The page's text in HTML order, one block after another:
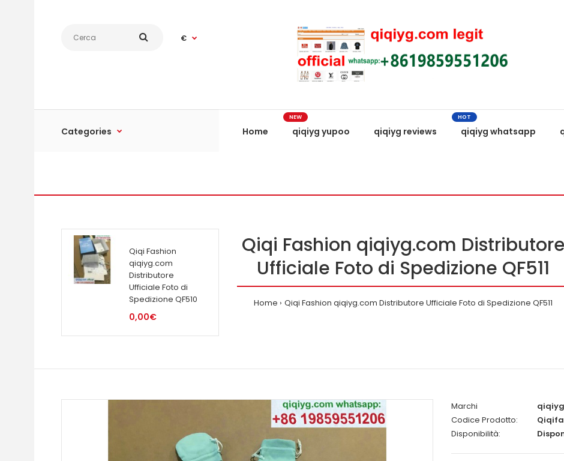
€
Categories Home qiqiyg yupoo
NEW
qiqiyg reviews qiqiyg whatsapp
HOT
Qiqi Fashion
qiqiyg.com
Distributore
Ufficiale Foto di
Spedizione QF510
0,00€
Qiqi Fashion qiqiyg.com Distributore
Ufficiale Foto di Spedizione QF511
Home Qiqi Fashion qiqiyg.com Distributore Ufficiale Foto di Spedizione QF511
Marchi
Codice Prodotto:
Disponibilità: